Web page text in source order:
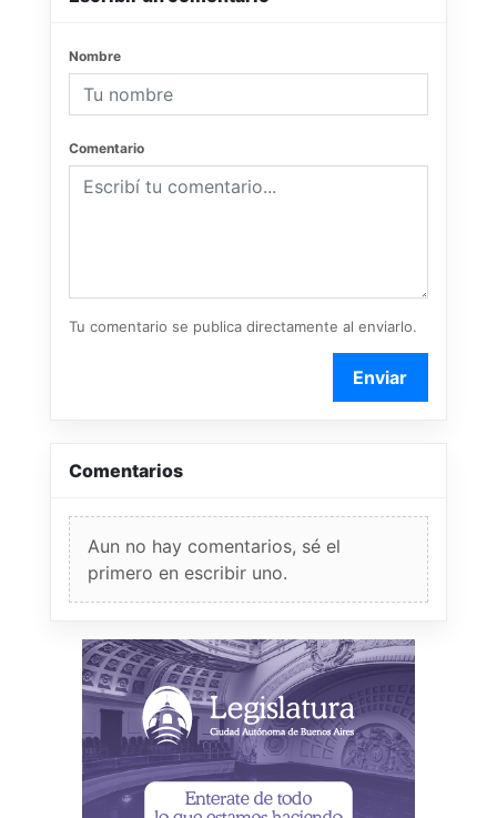
Nombre
Comentario
Tu comentario se publica directamente al enviarlo.
Enviar
Comentarios
Aun no hay comentarios, sé el
primero en escribir uno.